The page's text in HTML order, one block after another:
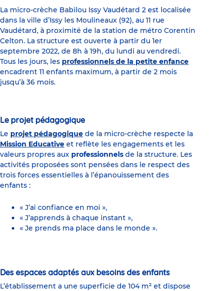
La micro-crèche Babilou Issy Vaudétard 2 est localisée
dans la ville d’Issy les Moulineaux (92), au 11 rue
Vaudétard, à proximité de la station de métro Corentin
Celton. La structure est ouverte à partir du 1er
septembre 2022, de 8h à 19h, du lundi au vendredi.
Tous les jours, les professionnels de la petite enfance
encadrent 11 enfants maximum, à partir de 2 mois
jusqu’à 36 mois.
Le projet pédagogique
Le projet pédagogique de la micro-crèche respecte la
Mission Educative et reflète les engagements et les
valeurs propres aux professionnels de la structure. Les
activités proposées sont pensées dans le respect des
trois forces essentielles à l’épanouissement des
enfants :
« J’ai confiance en moi »,
« J’apprends à chaque instant »,
« Je prends ma place dans le monde ».
Des espaces adaptés aux besoins des enfants
L’établissement a une superficie de 104 m² et dispose